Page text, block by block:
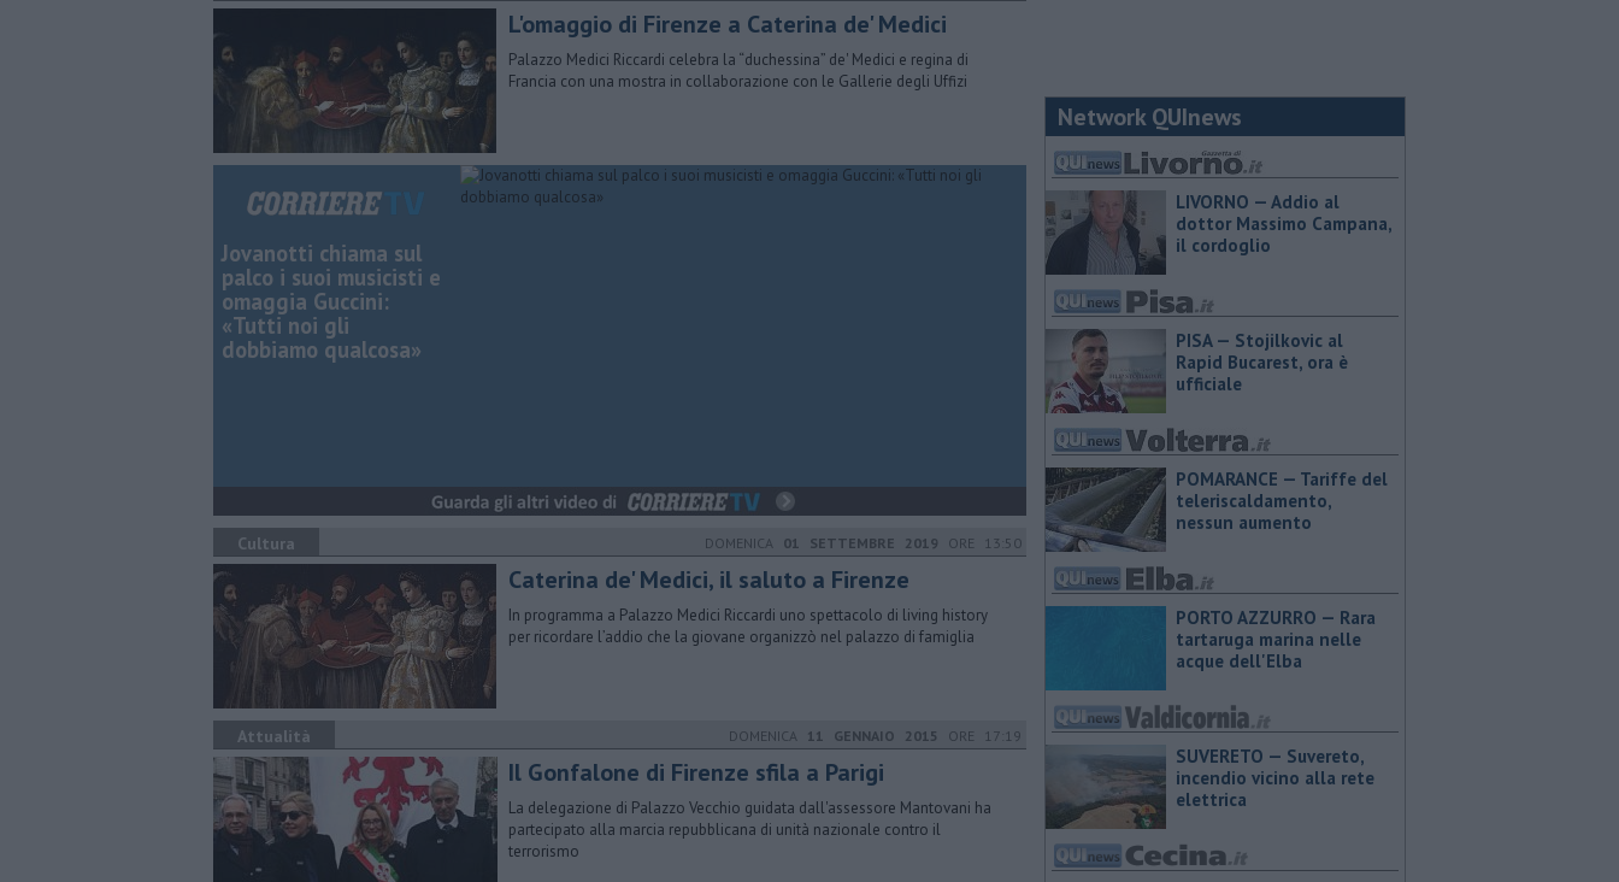
L'omaggio di Firenze a Caterina de' Medici
Palazzo Medici Riccardi celebra la “duchessina” de' Medici e regina di
Francia con una mostra in collaborazione con le Gallerie degli Uffizi
Jovanotti chiama sul
palco i suoi musicisti e
omaggia Guccini:
«Tutti noi gli
dobbiamo qualcosa»
Cultura DOMENICA 01 SETTEMBRE 2019 ORE 13:50
Caterina de' Medici, il saluto a Firenze
In programma a Palazzo Medici Riccardi uno spettacolo di living history
per ricordare l’addio che la giovane organizzò nel palazzo di famiglia
Attualità DOMENICA 11 GENNAIO 2015 ORE 17:19
Il Gonfalone di Firenze sfila a Parigi
La delegazione di Palazzo Vecchio guidata dall'assessore Mantovani ha
partecipato alla marcia repubblicana di unità nazionale contro il
terrorismo
Network QUInews
LIVORNO — Addio al
dottor Massimo Campana,
il cordoglio
PISA — Stojilkovic al
Rapid Bucarest, ora è
ufficiale
POMARANCE — Tariffe del
teleriscaldamento,
nessun aumento
PORTO AZZURRO — Rara
tartaruga marina nelle
acque dell'Elba
SUVERETO — Suvereto,
incendio vicino alla rete
elettrica